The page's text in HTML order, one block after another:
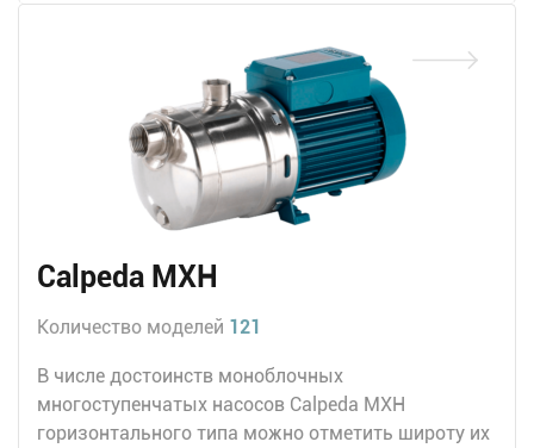
Calpeda MXH
Количество моделей 121
В числе достоинств моноблочных
многоступенчатых насосов Calpeda MXH
горизонтального типа можно отметить широту их